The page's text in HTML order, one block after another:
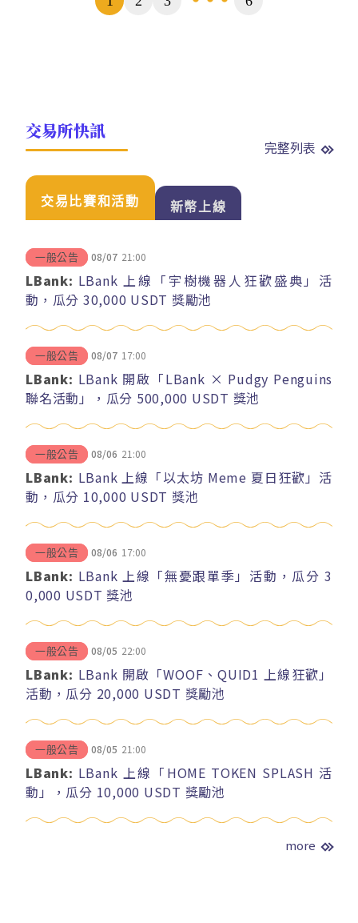
...
交易所快訊
完整列表
交易比賽和活動 新幣上線
一般公告 08/07 21:00
LBank: LBank 上線「宇樹機器人狂歡盛典」活
動，瓜分 30,000 USDT 獎勵池
一般公告 08/07 17:00
LBank: LBank 開啟「LBank × Pudgy Penguins
聯名活動」，瓜分 500,000 USDT 獎池
一般公告 08/06 21:00
LBank: LBank 上線「以太坊 Meme 夏日狂歡」活
動，瓜分 10,000 USDT 獎池
一般公告 08/06 17:00
LBank: LBank 上線「無憂跟單季」活動，瓜分 3
0,000 USDT 獎池
一般公告 08/05 22:00
LBank: LBank 開啟「WOOF、QUID1 上線狂歡」
活動，瓜分 20,000 USDT 獎勵池
一般公告 08/05 21:00
LBank: LBank 上線「HOME TOKEN SPLASH 活
動」，瓜分 10,000 USDT 獎勵池
more